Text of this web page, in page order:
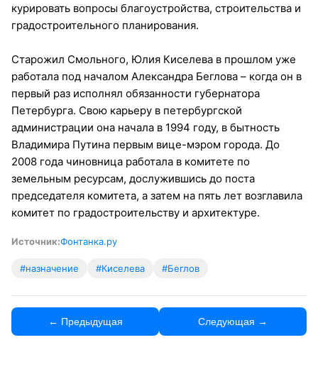
курировать вопросы благоустройства, строительства и
градостроительного планирования.
Старожил Смольного, Юлия Киселева в прошлом уже
работала под началом Александра Беглова – когда он в
первый раз исполнял обязанности губернатора
Петербурга. Свою карьеру в петербургской
администрации она начала в 1994 году, в бытность
Владимира Путина первым вице-мэром города. До
2008 года чиновница работала в комитете по
земельным ресурсам, дослужившись до поста
председателя комитета, а затем на пять лет возглавила
комитет по градостроительству и архитектуре.
Источник:Фонтанка.ру
#назначение #Киселева #Беглов
← Предыдущая Следующая →